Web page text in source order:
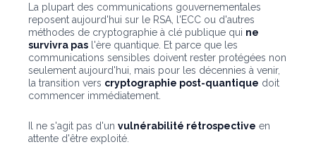
La plupart des communications gouvernementales
reposent aujourd'hui sur le RSA, l'ECC ou d'autres
méthodes de cryptographie à clé publique qui ne
survivra pas l'ère quantique. Et parce que les
communications sensibles doivent rester protégées non
seulement aujourd'hui, mais pour les décennies à venir,
la transition vers cryptographie post-quantique doit
commencer immédiatement.
Il ne s'agit pas d'un vulnérabilité rétrospective en
attente d'être exploité.